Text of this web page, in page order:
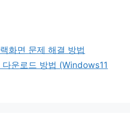
화면 문제 해결 방법
다운로드 방법 (Windows11